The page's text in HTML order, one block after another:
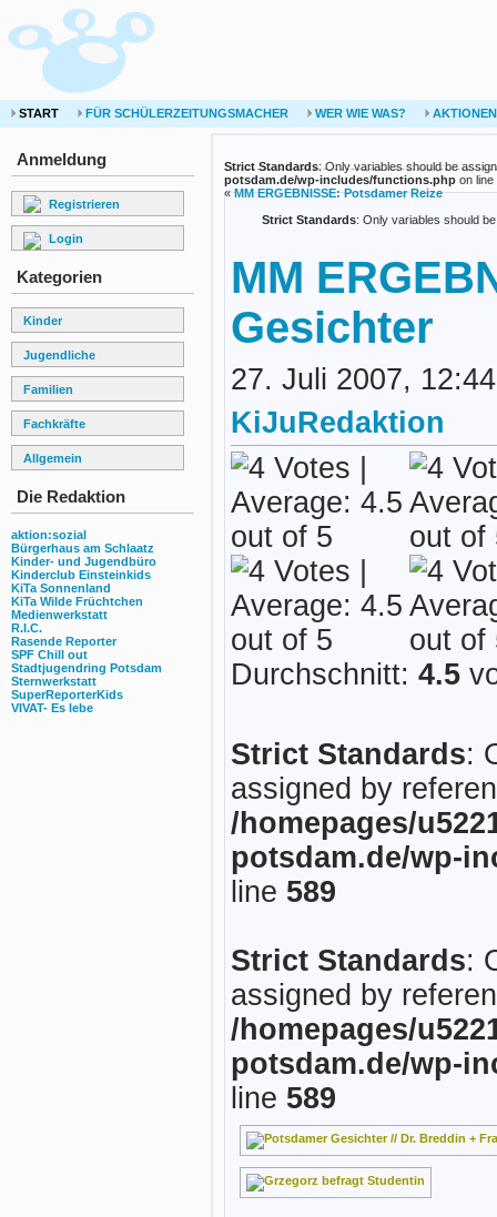
START FÜR SCHÜLERZEITUNGSMACHER WER WIE WAS? AKTIONEN
Anmeldung
Registrieren
Login
Kategorien
Kinder
Jugendliche
Familien
Fachkräfte
Allgemein
Die Redaktion
aktion:sozial
Bürgerhaus am Schlaatz
Kinder- und Jugendbüro
Kinderclub Einsteinkids
KiTa Sonnenland
KiTa Wilde Früchtchen
Medienwerkstatt
R.I.C.
Rasende Reporter
SPF Chill out
Stadtjugendring Potsdam
Sternwerkstatt
SuperReporterKids
VIVAT- Es lebe
Strict Standards: Only variables should be
potsdam.de/wp-includes/functions.php on line
«MM ERGEBNISSE: Potsdamer Reize
Strict Standards: Only variables should
MM
Gesichter
27. Juli 2007,
KiJuRedaktion
Durchschnitt: 4.5
Strict Standards:
assigned by
/homepages/
potsdam.de/wp-
line 589
Strict Standards:
assigned by
/homepages/
potsdam.de/wp-
line 589